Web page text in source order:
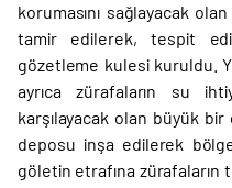
korumasını sağlayacak
tamir edilerek, tespit
gözetleme kulesi kuruldu.
ayrıca zürafaların su
karşılayacak olan büyük
deposu inşa edilerek
göletin etrafına zürafaların